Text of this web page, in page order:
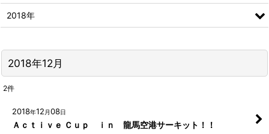
2018年12月
2件
2018年12 月08日
Ａｃｔｉｖｅ Ｃｕｐ ｉｎ 龍馬空港サーキット！！
2018年